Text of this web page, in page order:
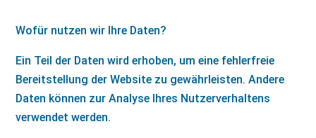
Wofür nutzen wir Ihre Daten?
Ein Teil der Daten wird erhoben, um eine fehlerfreie
Bereitstellung der Website zu gewährleisten. Andere
Daten können zur Analyse Ihres Nutzerverhaltens
verwendet werden.